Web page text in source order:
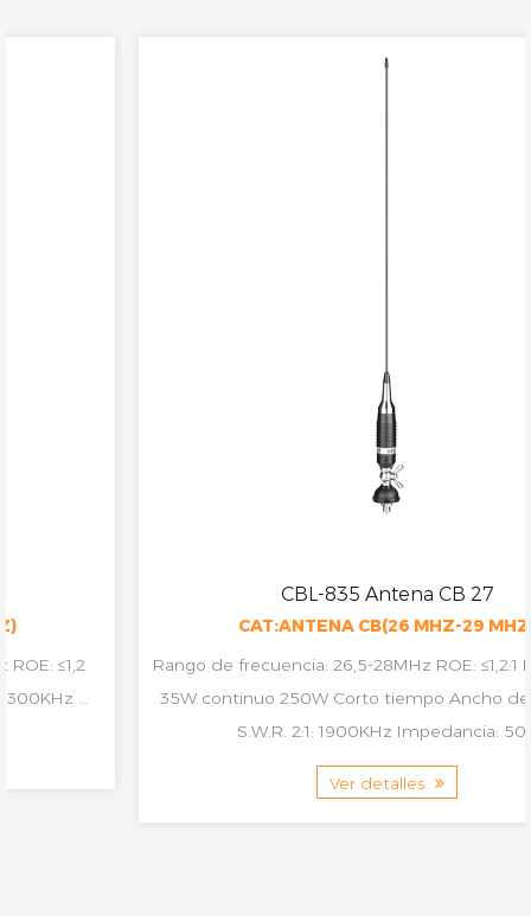
Ganar: >6dBi Ancho de banda en S.W.R.2:1: 1300KHz ...
CBL-835 Antena CB 27
CAT:ANTENA CB(26 MHZ-29 MHZ)
Rango de frecuencia: 26,5-28MHz ROE: ≤1,2:1 Máx. fuerza:
35W continuo 250W Corto tiempo Ancho de banda en
S.W.R. 2:1: 1900KHz Impedancia: 50...
Ver detalles